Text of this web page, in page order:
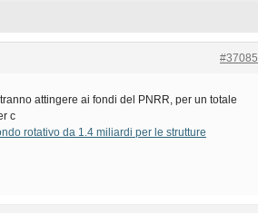
#37085
attingere ai fondi del PNRR, per un totale
c
rotativo da 1.4 miliardi per le strutture